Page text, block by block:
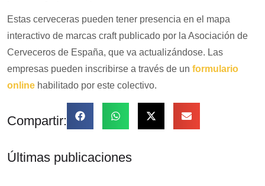
Estas cerveceras pueden tener presencia en el mapa
interactivo de marcas craft publicado por la Asociación de
Cerveceros de España, que va actualizándose. Las
empresas pueden inscribirse a través de un formulario
online habilitado por este colectivo.
Compartir:
Últimas publicaciones